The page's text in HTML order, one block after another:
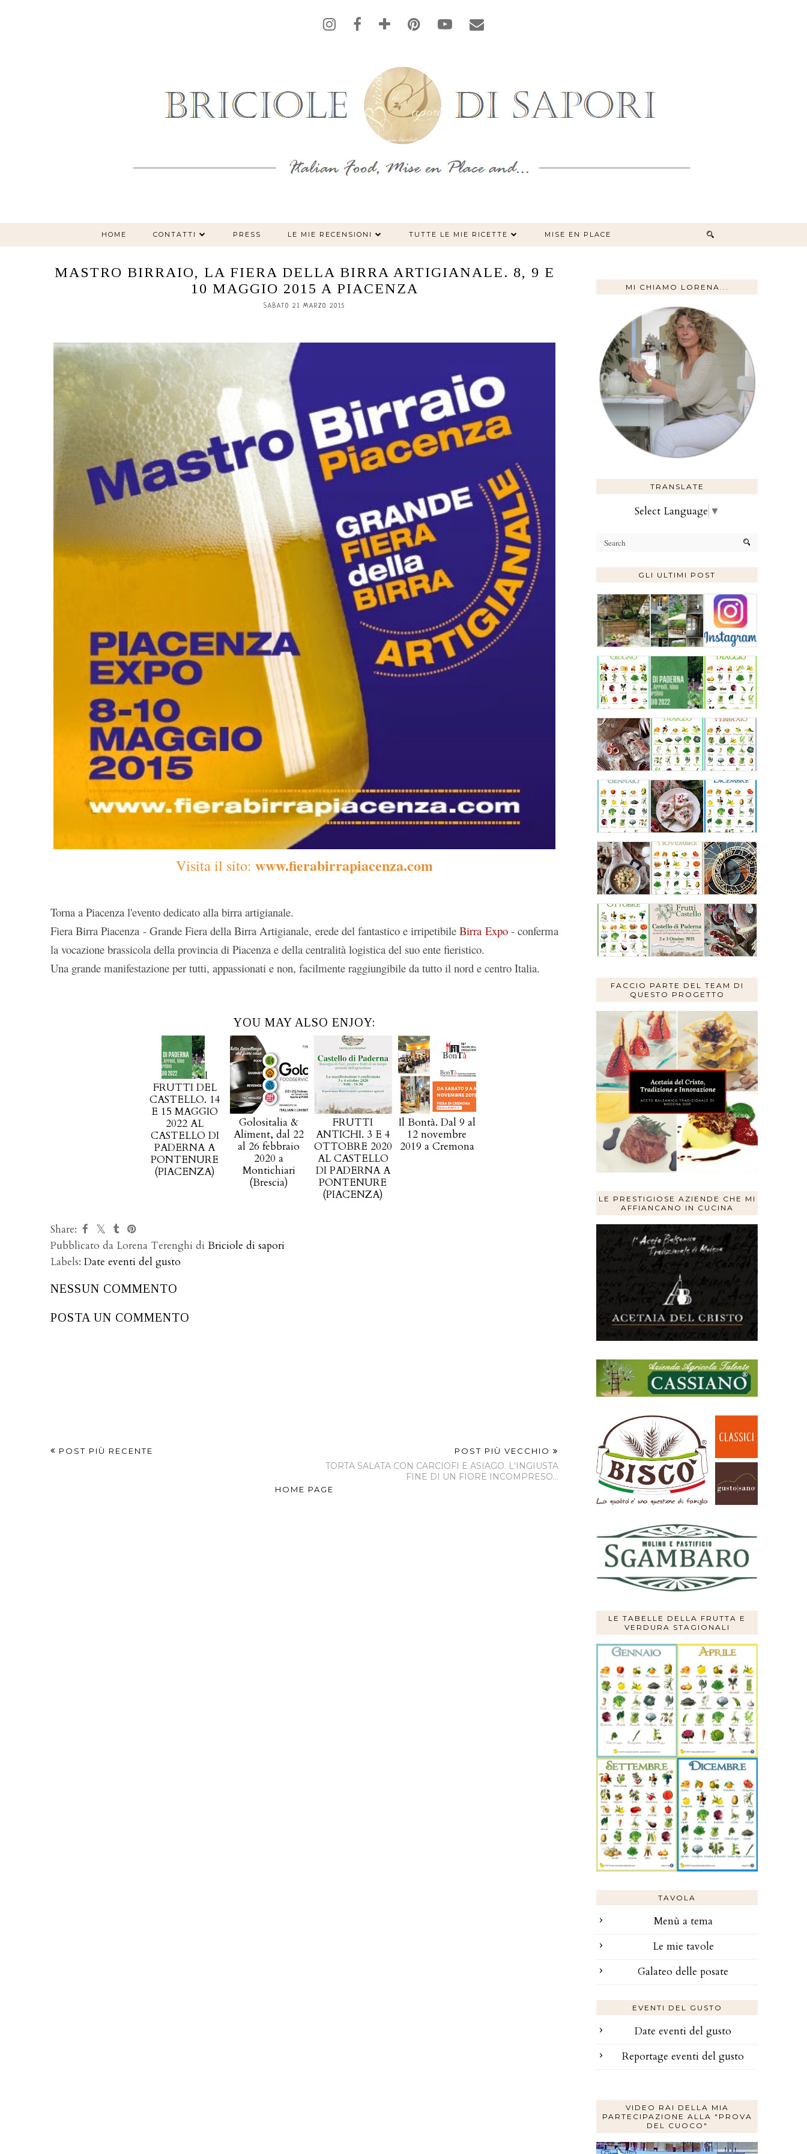
HOME CONTATTI PRESS LE MIE RECENSIONI TUTTE LE MIE RICETTE MISE EN PLACE
MASTRO BIRRAIO, LA FIERA DELLA BIRRA ARTIGIANALE. 8, 9 E
10 MAGGIO 2015 A PIACENZA
SABATO 21 MARZO 2015
Visita il sito: www.fierabirrapiacenza.com
Torna a Piacenza l'evento dedicato alla birra artigianale.
Fiera Birra Piacenza - Grande Fiera della Birra Artigianale, erede del fantastico e irripetibileBirra Expo- conferma
la vocazione brassicola della provincia di Piacenza e della centralità logistica del suo ente fieristico.
Una grande manifestazione per tutti, appassionati e non, facilmente raggiungibile da tutto il nord e centro Italia.
YOU MAY ALSO ENJOY:
I
FRUTTI DEL
CASTELLO. 14
E 15 MAGGIO
2022 AL
CASTELLO DI
PADERNA A
PONTENURE
(PIACENZA)
Golositalia &
Aliment, dal 22
al 26 febbraio
2020 a
Montichiari
(Brescia)
FRUTTI
ANTICHI. 3 E 4
OTTOBRE 2020
AL CASTELLO
DI PADERNA A
PONTENURE
(PIACENZA)
Il Bontà. Dal 9 al
12 novembre
2019 a Cremona
Share:
Pubblicato da Lorena Terenghi di Briciole di sapori
Labels: Date eventi del gusto
NESSUN COMMENTO
POSTA UN COMMENTO
POST PIÙ RECENTE POST PIÙ VECCHIO
TORTA SALATA CON CARCIOFI E ASIAGO. L'INGIUSTA
FINE DI UN FIORE INCOMPRESO...
HOME PAGE
MI CHIAMO LORENA...
TRANSLATE
Select Language ▼
GLI ULTIMI POST
FACCIO PARTE DEL TEAM DI
QUESTO PROGETTO
LE PRESTIGIOSE AZIENDE CHE MI
AFFIANCANO IN CUCINA
LE TABELLE DELLA FRUTTA E
VERDURA STAGIONALI
TAVOLA
Menù a tema
Le mie tavole
Galateo delle posate
EVENTI DEL GUSTO
Date eventi del gusto
Reportage eventi del gusto
VIDEO RAI DELLA MIA
PARTECIPAZIONE ALLA "PROVA
DEL CUOCO"